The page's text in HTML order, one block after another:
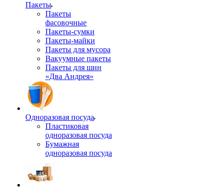
Пакеты
Пакеты
фасовочные
Пакеты-сумки
Пакеты-майки
Пакеты для мусора
Вакуумные пакеты
Пакеты для шин
«Два Андрея»
Одноразовая посуда
Пластиковая
одноразовая посуда
Бумажная
одноразовая посуда